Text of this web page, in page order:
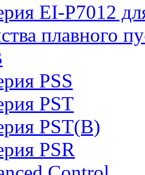
EI-P7012
плавного
PSS
PST
PST(B)
PSR